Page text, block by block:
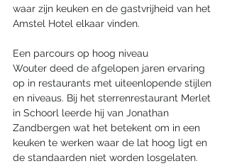
waar zijn keuken en de gastvrijheid van het
Amstel Hotel elkaar vinden.
Een parcours op hoog niveau
Wouter deed de afgelopen jaren ervaring
op in restaurants met uiteenlopende stijlen
en niveaus. Bij het sterrenrestaurant Merlet
in Schoorl leerde hij van Jonathan
Zandbergen wat het betekent om in een
keuken te werken waar de lat hoog ligt en
de standaarden niet worden losgelaten.